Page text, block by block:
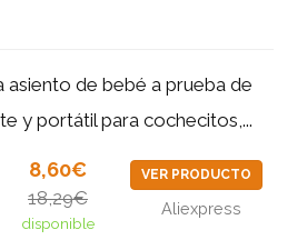
asiento de bebé a prueba de
y portátil para cochecitos,...
8,60€
18,29€
disponible
VER PRODUCTO
Aliexpress